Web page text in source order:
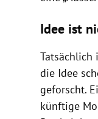
Idee ist
Tatsächlich
die Idee
geforscht.
künftige